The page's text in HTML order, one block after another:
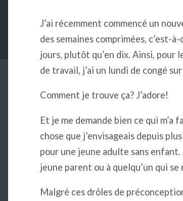
J’ai récemment commencé un
des semaines comprimées, c’est-
jours, plutôt qu’en dix. Ainsi, pour
de travail, j’ai un lundi de congé
Comment je trouve ça? J’adore!
Et je me demande bien ce qui
chose que j’envisageais depuis
pour une jeune adulte sans
jeune parent ou à quelqu’un qui
Malgré ces drôles de